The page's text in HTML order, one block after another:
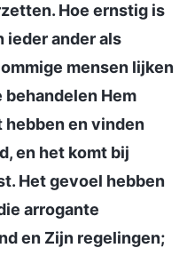
Hoe ernstig is
ieder ander als
mensen lijken
Hem
hebben en vinden
en het komt bij
Het gevoel hebben
arrogante
en Zijn regelingen;